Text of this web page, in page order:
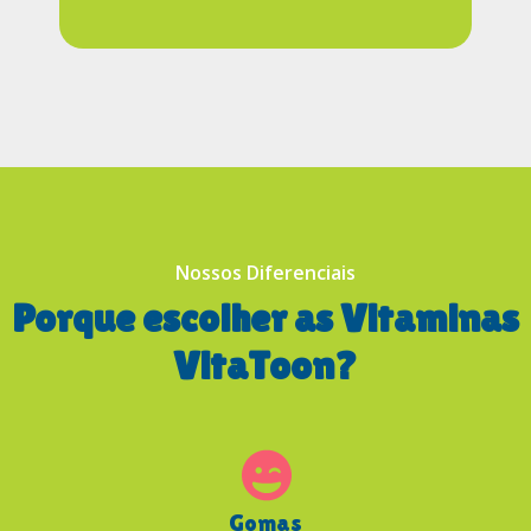
Nossos Diferenciais
Porque escolher as Vitaminas
VitaToon?
Gomas